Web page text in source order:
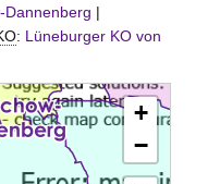
Dannenberg |
: Lüneburger KO von
+
−